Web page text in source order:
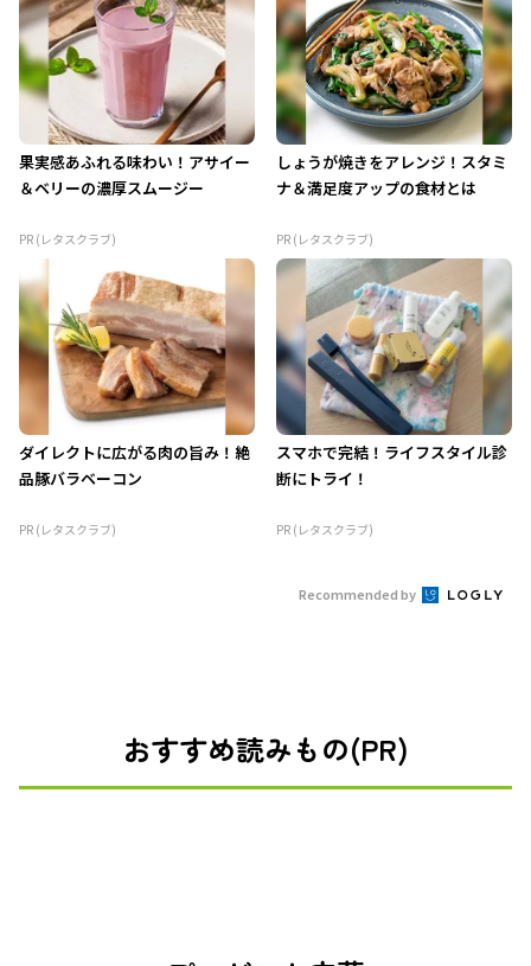
果実感あふれる味わい！アサイー
＆ベリーの濃厚スムージー
PR (レタスクラブ)
しょうが焼きをアレンジ！スタミ
ナ＆満足度アップの食材とは
PR (レタスクラブ)
ダイレクトに広がる肉の旨み！絶
品豚バラベーコン
PR (レタスクラブ)
スマホで完結！ライフスタイル診
断にトライ！
PR (レタスクラブ)
Recommended by
おすすめ読みもの(PR)